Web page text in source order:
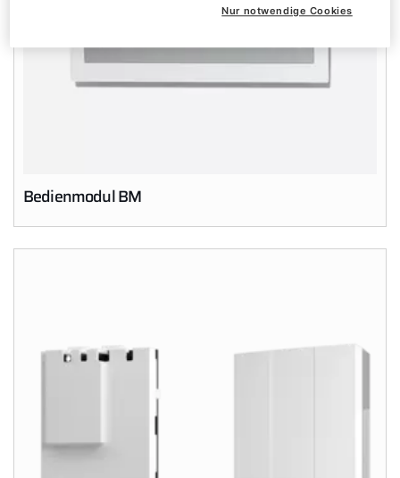
Bedienmodul BM
Nur notwendige Cookies